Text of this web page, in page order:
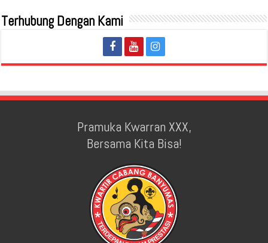
Terhubung Dengan Kami
Pramuka Kwarran XXX,
Bersama Kita Bisa!